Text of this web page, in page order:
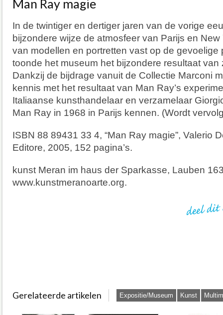
Man Ray magie
In de twintiger en dertiger jaren van de vorige
bijzondere wijze de atmosfeer van Parijs en New
van modellen en portretten vast op de gevoelige
toonde het museum het bijzondere resultaat van
Dankzij de bijdrage vanuit de Collectie Marconi
kennis met het resultaat van Man Ray’s
Italiaanse kunsthandelaar en verzamelaar
Man Ray in 1968 in Parijs kennen. (Wordt
ISBN 88 89431 33 4, “Man Ray magie”, Valerio
Editore, 2005, 152 pagina’s.
kunst Meran im haus der Sparkasse, Lauben
www.kunstmeranoarte.org.
Gerelateerde artikelen Expositie/Museum Kunst